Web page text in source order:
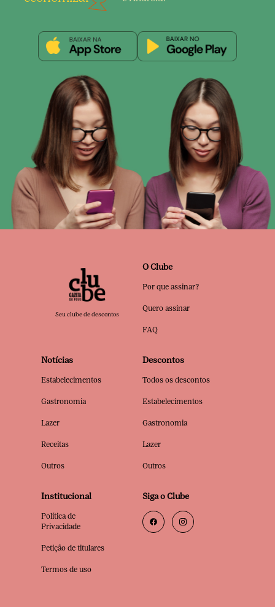
Seu clube de descontos
O Clube
Por que assinar?
Quero assinar
FAQ
Notícias
Estabelecimentos
Gastronomia
Lazer
Receitas
Outros
Descontos
Todos os descontos
Estabelecimentos
Gastronomia
Lazer
Outros
Institucional
Política de
Privacidade
Petição de titulares
Termos de uso
Siga o Clube